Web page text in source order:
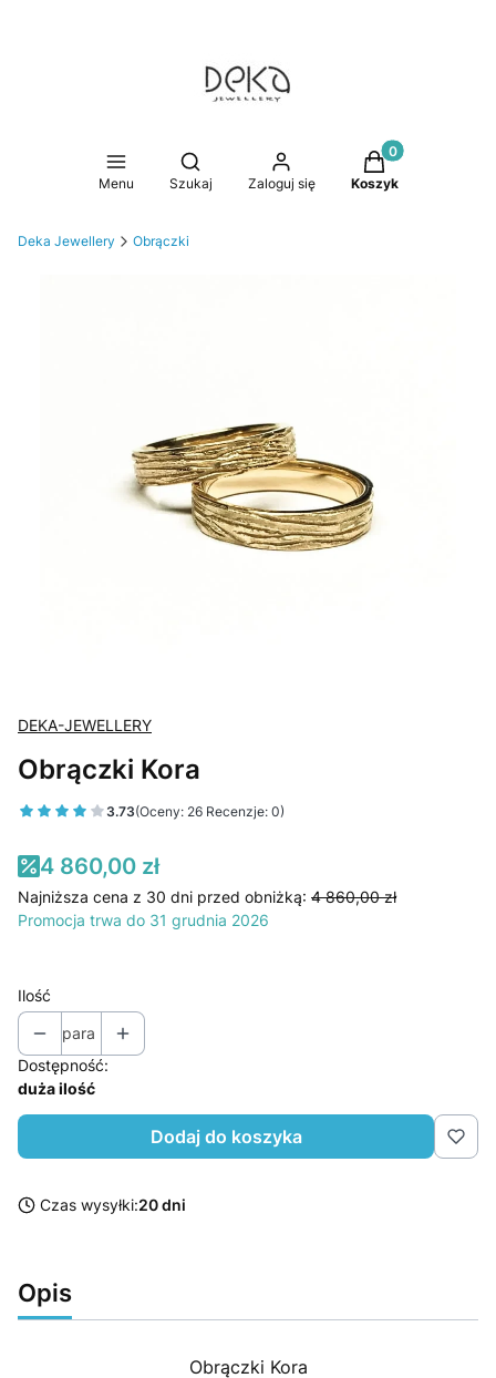
Menu
Otwórz wyszukiwarkę
Szukaj Zaloguj się
Produkty w
Koszyk
Deka Jewellery Obrączki
DEKA-JEWELLERY
Obrączki Kora
3.73(Oceny: 26 Recenzje: 0)
4 860,00 zł
Najniższa cena z 30 dni przed obniżką: 4 860,00 zł
Promocja trwa do 31 grudnia 2026
Ilość
para
Dostępność:
duża ilość
Dodaj do koszyka
Czas wysyłki:20 dni
Opis
Obrączki Kora